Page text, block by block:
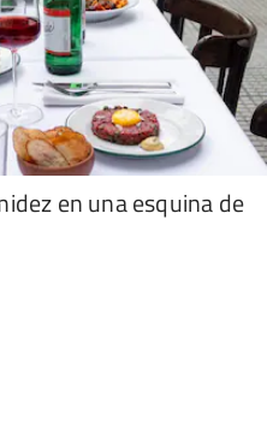
en una esquina de